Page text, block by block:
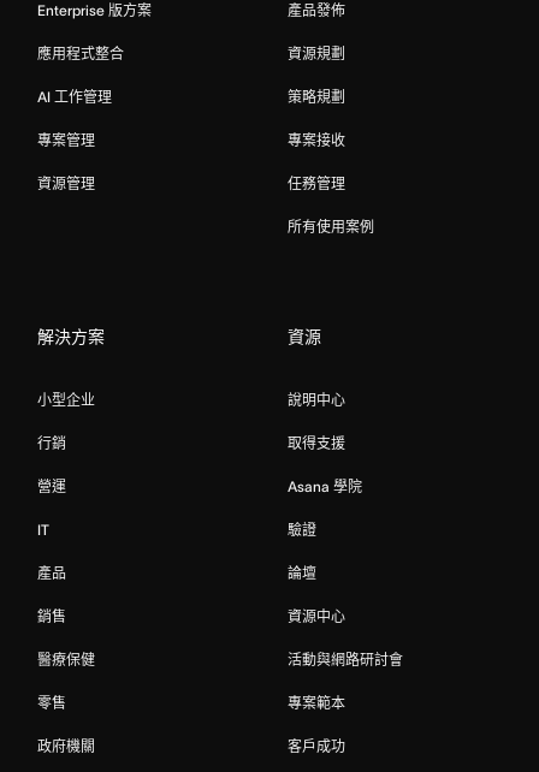
Enterprise 版方案
應用程式整合
AI 工作管理
專案管理
資源管理
產品發佈
資源規劃
策略規劃
專案接收
任務管理
所有使用案例
解決方案
小型企业
行銷
營運
IT
產品
銷售
醫療保健
零售
政府機關
資源
說明中心
取得支援
Asana 學院
驗證
論壇
資源中心
活動與網路研討會
專案範本
客戶成功